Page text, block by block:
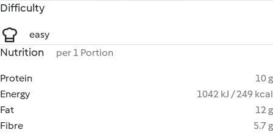
Difficulty
easy
Nutrition per 1 Portion
Protein
10 g
Energy
1042 kJ / 249 kcal
Fat
12 g
Fibre
5.7 g